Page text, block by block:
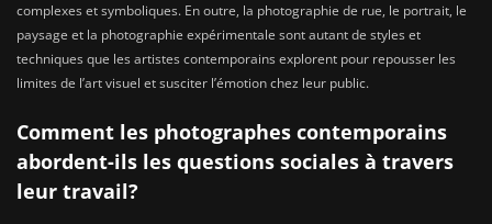
complexes et symboliques. En outre, la photographie de rue, le portrait, le
paysage et la photographie expérimentale sont autant de styles et
techniques que les artistes contemporains explorent pour repousser les
limites de l’art visuel et susciter l’émotion chez leur public.
Comment les photographes contemporains
abordent-ils les questions sociales à travers
leur travail?